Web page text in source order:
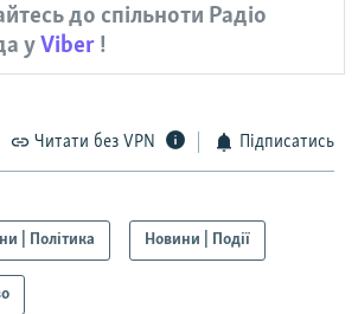
до спільноти Радіо
уViber !
Читати без VPN Підписатись
| Політика Новини | Події